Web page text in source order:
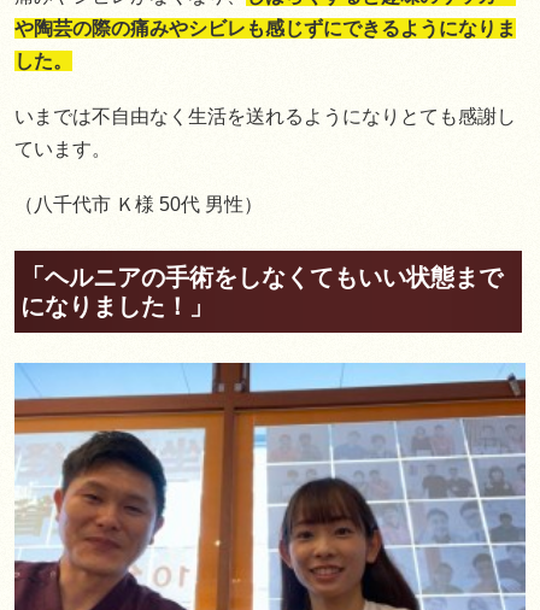
や陶芸の際の痛みやシビレも感じずにできるようになりま
した。
いまでは不自由なく生活を送れるようになりとても感謝し
ています。
（八千代市 Ｋ様 50代 男性）
「ヘルニアの手術をしなくてもいい状態まで
になりました！」